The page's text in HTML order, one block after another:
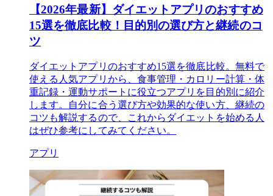
【2026年最新】ダイエットアプリのおすすめ
15選を徹底比較！目的別の選び方と継続のコ
ツ
ダイエットアプリのおすすめ15選を徹底比較。無料で
使える人気アプリから、食事管理・カロリー計算・体
重記録・運動サポートに役立つアプリを目的別に紹介
します。自分に合う選び方や効果的な使い方、継続の
コツも解説するので、これからダイエットを始める人
はぜひ参考にしてみてください。
アプリ